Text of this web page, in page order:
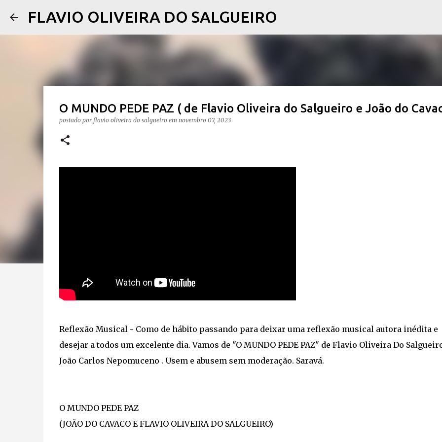
FLAVIO OLIVEIRA DO SALGUEIRO
O MUNDO PEDE PAZ ( de Flavio Oliveira do Salgueiro e João do
postado por flavio oliveira do salgueiro em novembro 07, 2023
Reflexão Musical - Como de hábito passando para deixar uma reflexão musical autora inédita e
desejar a todos um excelente dia. Vamos de "O MUNDO PEDE PAZ" de Flavio Oliveira Do
João Carlos Nepomuceno​ . Usem e abusem sem moderação. Saravá.
O MUNDO PEDE PAZ
(JOÃO DO CAVACO E FLAVIO OLIVEIRA DO SALGUEIRO)